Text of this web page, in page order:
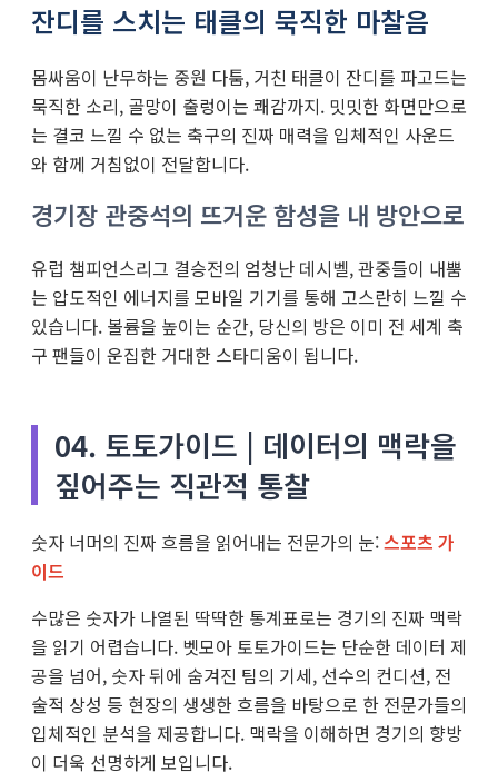
잔디를 스치는 태클의 묵직한 마찰음
몸싸움이 난무하는 중원 다툼, 거친 태클이 잔디를 파고드는
묵직한 소리, 골망이 출렁이는 쾌감까지. 밋밋한 화면만으로
는 결코 느낄 수 없는 축구의 진짜 매력을 입체적인 사운드
와 함께 거침없이 전달합니다.
경기장 관중석의 뜨거운 함성을 내 방안으로
유럽 챔피언스리그 결승전의 엄청난 데시벨, 관중들이 내뿜
는 압도적인 에너지를 모바일 기기를 통해 고스란히 느낄 수
있습니다. 볼륨을 높이는 순간, 당신의 방은 이미 전 세계 축
구 팬들이 운집한 거대한 스타디움이 됩니다.
04. 토토가이드 | 데이터의 맥락을
짚어주는 직관적 통찰
숫자 너머의 진짜 흐름을 읽어내는 전문가의 눈:스포츠 가
이드
수많은 숫자가 나열된 딱딱한 통계표로는 경기의 진짜 맥락
을 읽기 어렵습니다. 벳모아 토토가이드는 단순한 데이터 제
공을 넘어, 숫자 뒤에 숨겨진 팀의 기세, 선수의 컨디션, 전
술적 상성 등 현장의 생생한 흐름을 바탕으로 한 전문가들의
입체적인 분석을 제공합니다. 맥락을 이해하면 경기의 향방
이 더욱 선명하게 보입니다.